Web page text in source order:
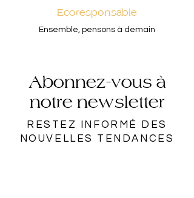
Ecoresponsable
Ensemble, pensons à demain
Abonnez-vous à
notre newsletter
RESTEZ INFORMÉ DES
NOUVELLES TENDANCES